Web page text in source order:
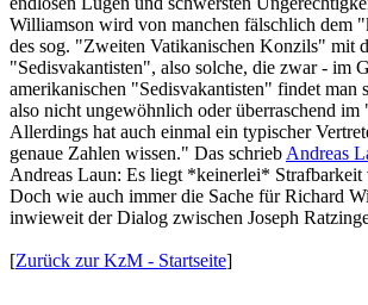
Williamson wird von manchen fälschlich dem
des sog. "Zweiten Vatikanischen Konzils" mit
"Sedisvakantisten", also solche, die zwar - im
amerikanischen "Sedisvakantisten" findet
also nicht ungewöhnlich oder überraschend
Allerdings hat auch einmal ein typischer
genaue Zahlen wissen." Das schrieb Andreas
Andreas Laun: Es liegt *keinerlei*
Doch wie auch immer die Sache für Richard
inwieweit der Dialog zwischen Joseph
[Zurück zur KzM - Startseite]